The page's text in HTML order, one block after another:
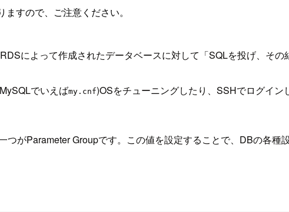
すので、ご注意ください。
によって作成されたデータベースに対して「SQLを投げ、その
でいえばmy.cnf)OSをチューニングしたり、SSHでログイン
がParameter Groupです。この値を設定することで、DBの各種